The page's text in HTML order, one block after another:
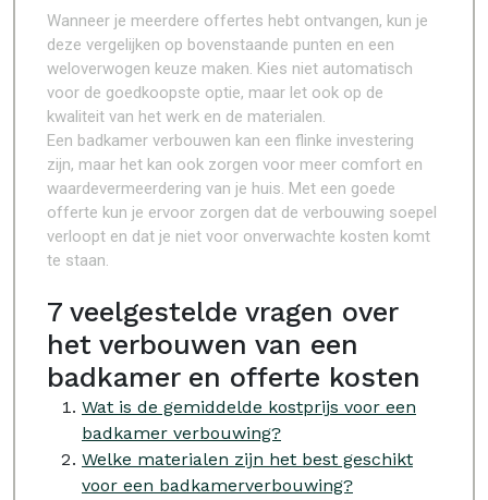
Wanneer je meerdere offertes hebt ontvangen, kun je
deze vergelijken op bovenstaande punten en een
weloverwogen keuze maken. Kies niet automatisch
voor de goedkoopste optie, maar let ook op de
kwaliteit van het werk en de materialen.
Een badkamer verbouwen kan een flinke investering
zijn, maar het kan ook zorgen voor meer comfort en
waardevermeerdering van je huis. Met een goede
offerte kun je ervoor zorgen dat de verbouwing soepel
verloopt en dat je niet voor onverwachte kosten komt
te staan.
7 veelgestelde vragen over
het verbouwen van een
badkamer en offerte kosten
Wat is de gemiddelde kostprijs voor een
badkamer verbouwing?
Welke materialen zijn het best geschikt
voor een badkamerverbouwing?